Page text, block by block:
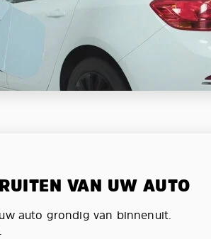
VAN UW AUTO
auto grondig van binnenuit.